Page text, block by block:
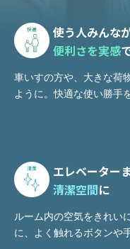
使う⼈みんな
便利さを実感
車いすの方や、大きな荷
ように。快適な使い勝手
エレベーター
清潔空間に
ルーム内の空気をきれい
に、よく触れるボタンや